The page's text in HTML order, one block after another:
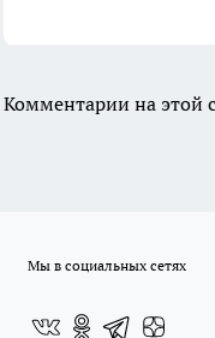
Комментарии на этой
Мы в социальных сетях